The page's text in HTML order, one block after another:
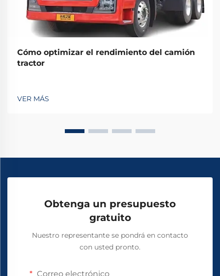
Cómo optimizar el rendimiento del camión
tractor
VER MÁS
Obtenga un presupuesto
gratuito
Nuestro representante se pondrá en contacto
con usted pronto.
Correo electrónico